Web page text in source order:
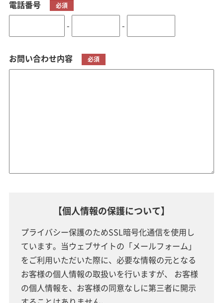
電話番号 必須
- -
お問い合わせ内容 必須
【個人情報の保護について】
プライバシー保護のためSSL暗号化通信を使用し
ています。当ウェブサイトの「メールフォーム」
をご利用いただいた際に、 必要な情報の元となる
お客様の個人情報の取扱いを行いますが、 お客様
の個人情報を、お客様の同意なしに第三者に開示